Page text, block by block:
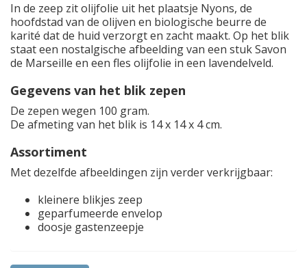
In de zeep zit olijfolie uit het plaatsje Nyons, de
hoofdstad van de olijven en biologische beurre de
karité dat de huid verzorgt en zacht maakt. Op het blik
staat een nostalgische afbeelding van een stuk Savon
de Marseille en een fles olijfolie in een lavendelveld.
Gegevens van het blik zepen
De zepen wegen 100 gram.
De afmeting van het blik is 14 x 14 x 4 cm.
Assortiment
Met dezelfde afbeeldingen zijn verder verkrijgbaar:
kleinere blikjes zeep
geparfumeerde envelop
doosje gastenzeepje